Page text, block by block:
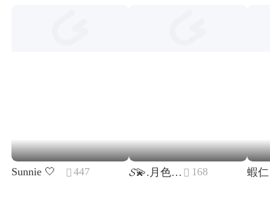
Sunnie 🤍  447 𝓢💫.月色🍉南风  168 蝦